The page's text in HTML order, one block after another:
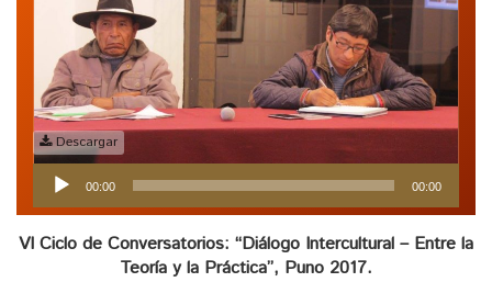
Descargar
Reproductor
de
audio
00:00 00:00
VI Ciclo de Conversatorios: “Diálogo Intercultural – Entre la
Teoría y la Práctica”, Puno 2017.